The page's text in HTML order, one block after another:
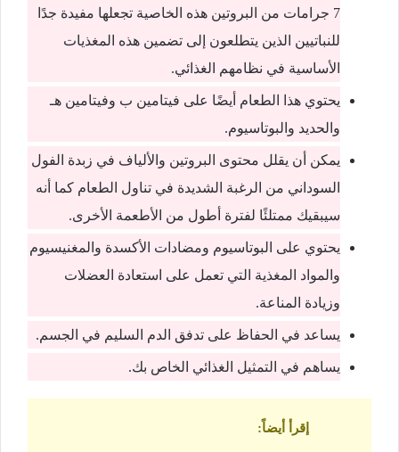
7 جرامات من البروتين هذه الخاصية تجعلها مفيدة جدًا
للنباتيين الذين يتطلعون إلى تضمين هذه المغذيات
الأساسية في نظامهم الغذائي.
يحتوي هذا الطعام أيضًا على فيتامين ب وفيتامين هـ
والحديد والبوتاسيوم.
يمكن أن يقلل محتوى البروتين والألياف في زبدة الفول
السوداني من الرغبة الشديدة في تناول الطعام كما أنه
سيبقيك ممتلئًا لفترة أطول من الأطعمة الأخرى.
يحتوي على البوتاسيوم ومضادات الأكسدة والمغنيسيوم
والمواد المغذية التي تعمل على استعادة العضلات
وزيادة المناعة.
يساعد في الحفاظ على تدفق الدم السليم في الجسم.
يساهم في التمثيل الغذائي الخاص بك.
إقرأ أيضاً: